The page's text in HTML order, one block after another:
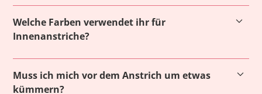
Welche Farben verwendet ihr für
Innenanstriche?
und Imparat – zwei Hersteller, die für Qualität und
Muss ich mich vor dem Anstrich um etwas
kümmern?